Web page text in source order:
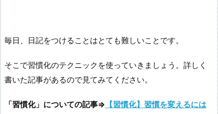
毎日、日記をつけることはとても難しいことです。
そこで習慣化のテクニックを使っていきましょう。詳しく
書いた記事があるので見てみてください。
「習慣化」についての記事⇒ 【習慣化】習慣を変えるには